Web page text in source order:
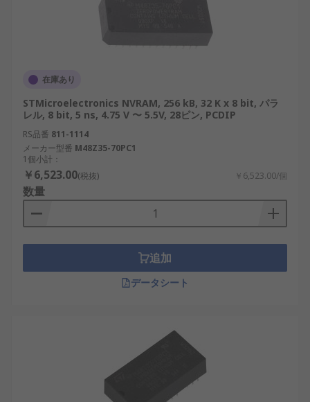
にあります。RAM は電源が切断されると保存され
ているすべての情報が失われるため、永続的なデー
タ ストレージを必要とするアプリケーションには適
なしでデータを保持し、RAM とフラッシュ メモリ
埋めます。RAM は一時的なデータ処理に最適です
が、NVRAM は長期的な信頼性を必要とするシナリ
オに優れています。
NVRAM・不揮発性メモリ の
種類
定のアプリケーションに適しています。
パラレル NVRAM：高速データ アクセスを提
：ピンの可用性が制限され
ているアプリケーション向けに最適化されて
おり、効率的なデータ転送を提供します。
バッテリー バックアップ NVRAM
在庫あり
STMicroelectronics NVRAM, 256 kB, 32 K x 8 bit, パラ
レル, 8 bit, 5 ns, 4.75 V 〜 5.5V, 28ピン, PCDIP
RS品番 811-1114
メーカー型番 M48Z35-70PC1
1個小計：
￥6,523.00(税抜) ￥6,523.00/個
数量
追加
データシート